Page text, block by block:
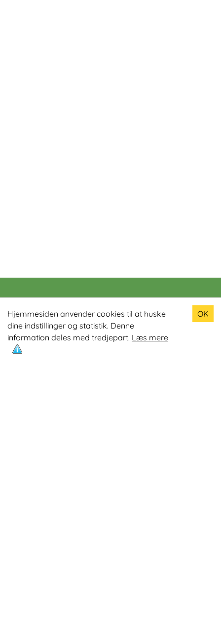
Hjemmesiden anvender cookies til at huske
dine indstillinger og statistik. Denne
information deles med tredjepart. Læs mere
OK
Populære produkter
Odin R900 Romaskine
Odin S900 Spinningcykel